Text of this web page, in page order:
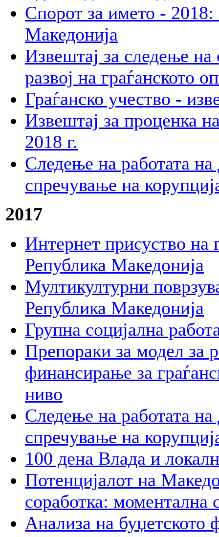
Спорот за името - 2018:
Македонија
Извештај за следење на
развој на граѓанското
Граѓанско учество -
Извештај за проценка
2018 г.
Следење на работата
спречување на
2017
Интернет присуство на
Република Македонија
Мултикултурни
Република Македонија
Групна социјална
Препораки за модел за
финансирање за
ниво
Следење на работата
спречување на
100 дена Влада и
Потенцијалот на
соработка: моментална
Анализа на буџетското